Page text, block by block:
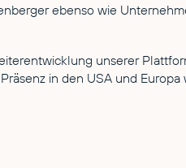
ebenso wie
unserer
in den USA und Europa